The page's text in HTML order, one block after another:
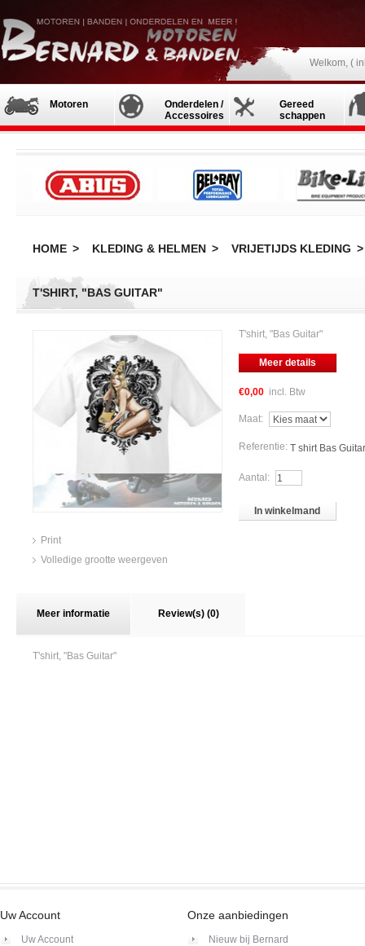
Welkom, (
Motoren
Onderdelen /
Accessoires
Gereed
schappen
HOME > KLEDING & HELMEN > VRIJETIJDS KLEDING >
T'SHIRT, "BAS GUITAR"
Print
Volledige grootte weergeven
T'shirt, "Bas Guitar"
Meer details
€0,00 incl. Btw
Maat:
Referentie: T shirt Bas Guitar
Aantal:
In winkelmand
Meer informatie Review(s) (0)
T'shirt, "Bas Guitar"
Uw Account
Uw Account
Onze aanbiedingen
Nieuw bij Bernard